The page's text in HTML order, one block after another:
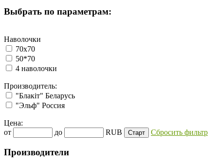
Выбрать по параметрам:
Наволочки
70х70
50*70
4 наволочки
Производитель:
"Блакiт" Беларусь
"Эльф" Россия
Цена:
от
до RUB Сбросить фильтр
Производители